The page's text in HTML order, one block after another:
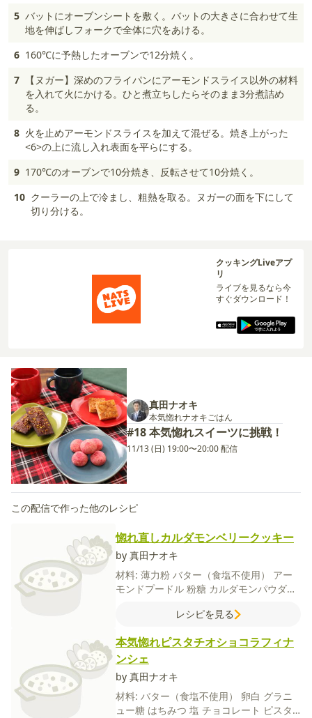
5 バットにオーブンシートを敷く。バットの大きさに合わせて生
地を伸ばしフォークで全体に穴をあける。
6 160℃に予熱したオーブンで12分焼く。
7
【ヌガー】深めのフライパンにアーモンドスライス以外の材料
を入れて火にかける。ひと煮立ちしたらそのまま3分煮詰め
る。
8 火を止めアーモンドスライスを加えて混ぜる。焼き上がった
<6>の上に流し入れ表面を平らにする。
9 170℃のオーブンで10分焼き、反転させて10分焼く。
10 クーラーの上で冷まし、粗熱を取る。ヌガーの面を下にして
切り分ける。
クッキングLiveアプ
リ
ライブを見るなら今
すぐダウンロード！
真田ナオキ
本気惚れナオキごはん
#18 本気惚れスイーツに挑戦！
11/13 (日) 19:00〜20:00 配信
この配信で作った他のレシピ
惚れ直しカルダモンベリークッキー
by 真田ナオキ
材料: 薄力粉 バター（食塩不使用） アー
モンドプードル 粉糖 カルダモンパウダー
レシピを見る
本気惚れピスタチオショコラフィナ
ンシェ
by 真田ナオキ
材料: バター（食塩不使用） 卵白 グラニ
ュー糖 はちみつ 塩 チョコレート ピスタ